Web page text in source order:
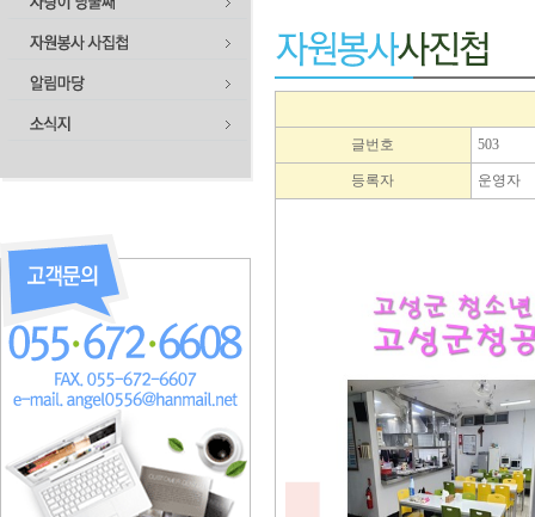
글번호 503
등록자 운영자